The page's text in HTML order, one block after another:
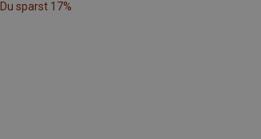
Du sparst 17%